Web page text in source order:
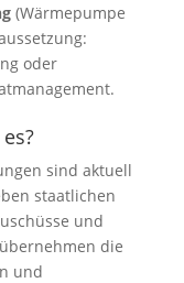
(Wärmepumpe
oder
sind aktuell
staatlichen
und
die
und